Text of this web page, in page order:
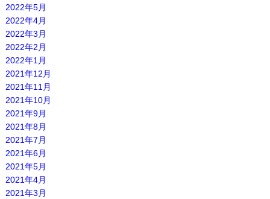
2022年5月
2022年4月
2022年3月
2022年2月
2022年1月
2021年12月
2021年11月
2021年10月
2021年9月
2021年8月
2021年7月
2021年6月
2021年5月
2021年4月
2021年3月